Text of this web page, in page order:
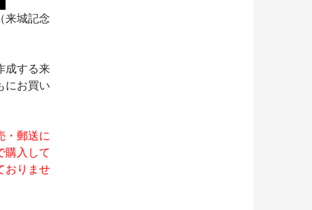
来城記念
成する来
にお買い
・郵送に
購入して
おりませ